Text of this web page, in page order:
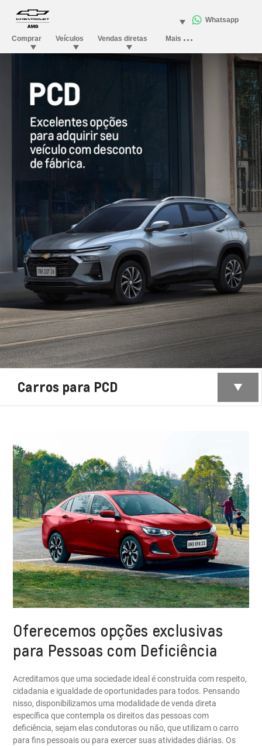
Carros para PCD
Oferecemos opções exclusivas
para Pessoas com Deficiência
Acreditamos que uma sociedade ideal é construída com respeito,
cidadania e igualdade de oportunidades para todos. Pensando
nisso, disponibilizamos uma modalidade de venda direta
específica que contempla os direitos das pessoas com
deficiência, sejam elas condutoras ou não, que utilizam o carro
para fins pessoais ou para exercer suas atividades diárias. Os